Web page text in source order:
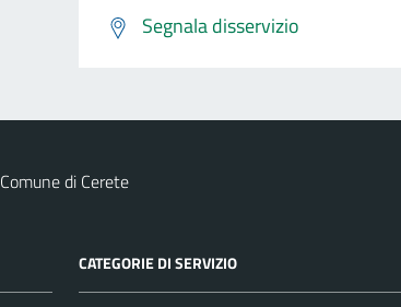
Segnala disservizio
Comune di Cerete
CATEGORIE DI SERVIZIO